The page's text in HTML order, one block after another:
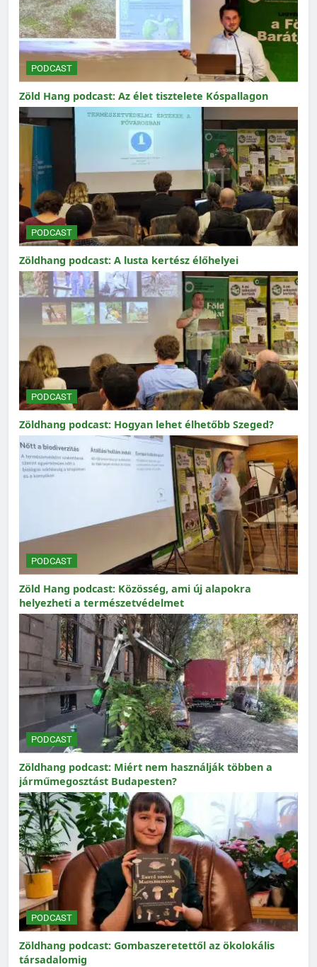
PODCAST
Zöld Hang podcast: Az élet tisztelete Kóspallagon
PODCAST
Zöldhang podcast: A lusta kertész élőhelyei
PODCAST
Zöldhang podcast: Hogyan lehet élhetőbb Szeged?
PODCAST
Zöld Hang podcast: Közösség, ami új alapokra
helyezheti a természetvédelmet
PODCAST
Zöldhang podcast: Miért nem használják többen a
járműmegosztást Budapesten?
PODCAST
Zöldhang podcast: Gombaszeretettől az ökolokális
társadalomig